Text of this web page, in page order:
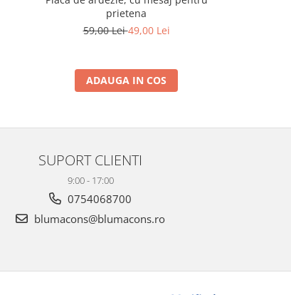
prietena
59,00 Lei49,00 Lei
ADAUGA IN COS
SUPORT CLIENTI
9:00 - 17:00
0754068700
blumacons@blumacons.ro